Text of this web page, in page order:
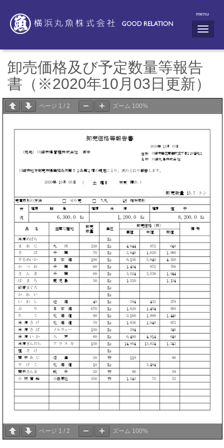
menu
N
a
i
n
卸売価格及び予定数量等報告
書（※2020年10月03日更新）
ページ 1 / 2 ズーム 100%
ページ 1 / 2 ズーム 100%